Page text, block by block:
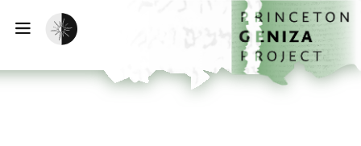
إلى المحتوى الرئيسي
الرئيسية
تفعيل الوضع المظلم